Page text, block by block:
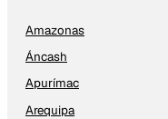
Amazonas
Áncash
Apurímac
Arequipa